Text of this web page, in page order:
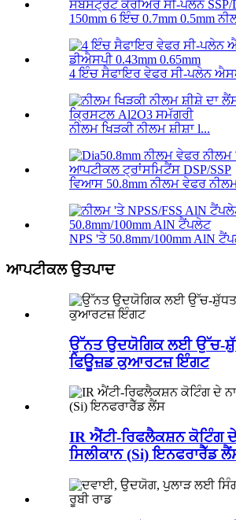
150mm 6 ਇੰਚ 0.7mm 0.5mm
4 ਇੰਚ ਸੈਫਾਇਰ ਵੇਫਰ ਸੀ-ਪਲੇਨ
ਨੀਲਮ ਖਿੜਕੀ ਨੀਲਮ ਸ਼ੀਸ਼ਾ l...
ਵਿਆਸ 50.8mm ਨੀਲਮ ਵੇਫਰ
NPS 'ਤੇ 50.8mm/100mm AlN
ਆਪਟੀਕਲ ਉਤਪਾਦ
ਉੱਨਤ ਉਦਯੋਗਿਕ ਲਈ ਉੱਚ-
ਫਿਊਜ਼ਡ ਕੁਆਰਟਜ਼ ਇੰਗਟ
IR ਐਂਟੀ-ਰਿਫਲੈਕਸ਼ਨ ਕੋਟਿੰਗ
ਸਿਲੀਕਾਨ (Si) ਇਨਫਰਾਰੈੱਡ